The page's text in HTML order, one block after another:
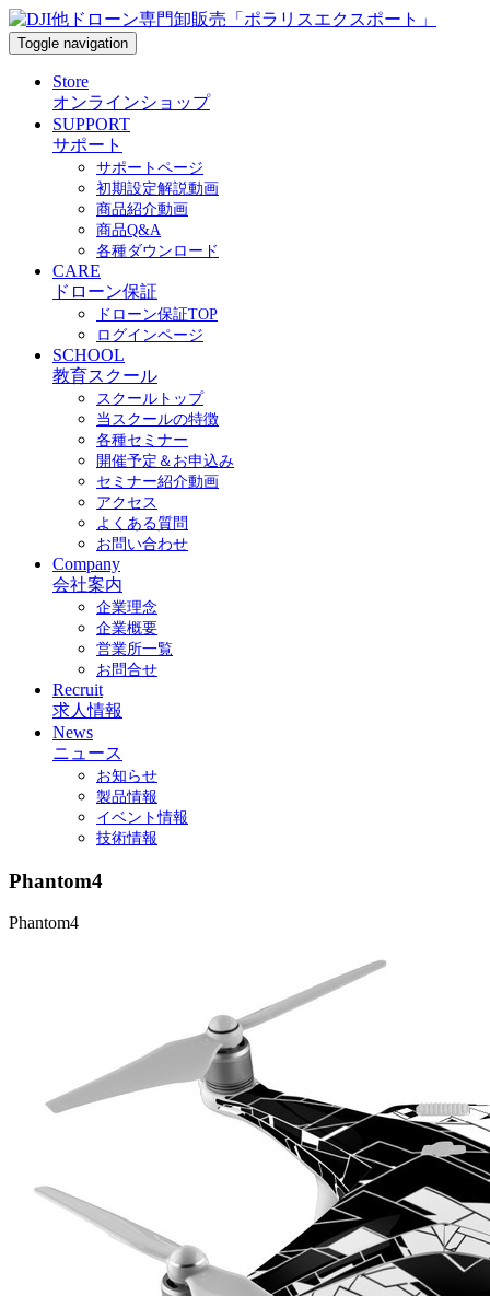
Toggle navigation
Store
オンラインショップ
SUPPORT
サポート
サポートページ
初期設定解説動画
商品紹介動画
商品Q&A
各種ダウンロード
CARE
ドローン保証
ドローン保証TOP
ログインページ
SCHOOL
教育スクール
スクールトップ
当スクールの特徴
各種セミナー
開催予定＆お申込み
セミナー紹介動画
アクセス
よくある質問
お問い合わせ
Company
会社案内
企業理念
企業概要
営業所一覧
お問合せ
Recruit
求人情報
News
ニュース
お知らせ
製品情報
イベント情報
技術情報
Phantom4
Phantom4